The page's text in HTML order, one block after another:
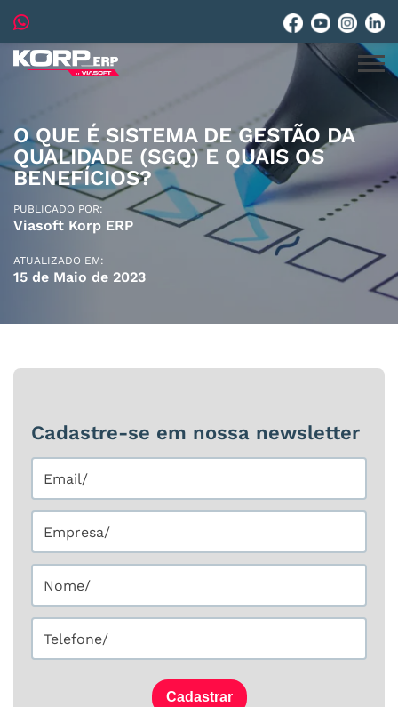
O QUE É SISTEMA DE GESTÃO DA
QUALIDADE (SGQ) E QUAIS OS
BENEFÍCIOS?
PUBLICADO POR:
Viasoft Korp ERP
ATUALIZADO EM:
15 de Maio de 2023
Cadastre-se em nossa newsletter
Cadastrar